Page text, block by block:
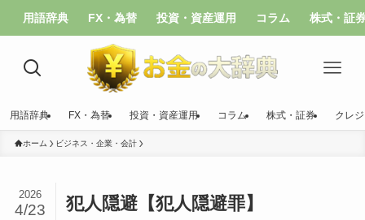
用語辞典 FX・為替 投資・資産運用 コラム 株式・証
用語辞典 FX・為替 投資・資産運用 コラム 株式・証券 クレ
ホーム ビジネス・企業・会計
犯人隠避【犯人隠避罪】
2026
4/23